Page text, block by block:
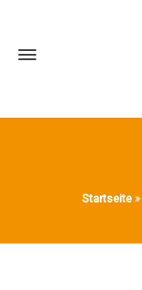
Startseite»